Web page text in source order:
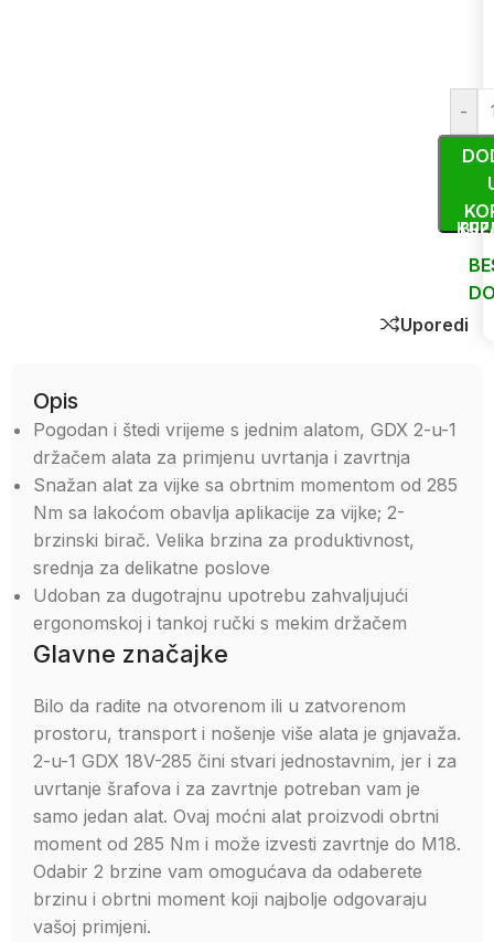
-
Uporedi
Opis
Pogodan i štedi vrijeme s jednim alatom, GDX 2-u-1
držačem alata za primjenu uvrtanja i zavrtnja
Snažan alat za vijke sa obrtnim momentom od 285
Nm sa lakoćom obavlja aplikacije za vijke; 2-
brzinski birač. Velika brzina za produktivnost,
srednja za delikatne poslove
Udoban za dugotrajnu upotrebu zahvaljujući
ergonomskoj i tankoj ručki s mekim držačem
Glavne značajke
Bilo da radite na otvorenom ili u zatvorenom
prostoru, transport i nošenje više alata je gnjavaža.
2-u-1 GDX 18V-285 čini stvari jednostavnim, jer i za
uvrtanje šrafova i za zavrtnje potreban vam je
samo jedan alat. Ovaj moćni alat proizvodi obrtni
moment od 285 Nm i može izvesti zavrtnje do M18.
Odabir 2 brzine vam omogućava da odaberete
brzinu i obrtni moment koji najbolje odgovaraju
vašoj primjeni.